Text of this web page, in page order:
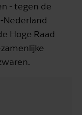
- tegen de
Nederland
Hoge Raad